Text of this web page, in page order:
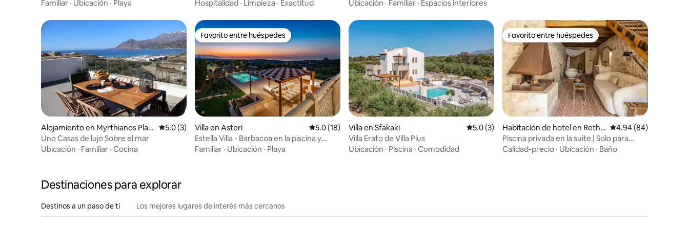
Familiar · Ubicación · Playa Hospitalidad · Limpieza · Exactitud
Ubicación · Familiar · Espacios interiores
Alojamiento en Myrthianos Plaki
as
Calificación promedio: 5.0 de 5, 3 reseñas
5.0 (3)
Uno Casas de lujo Sobre el mar
Ubicación · Familiar · Cocina
Favorito entre huéspedes
Favorito entre huéspedes
Villa en Asteri Calificación promedio: 5.0 de 5, 18 reseñas
5.0 (18)
Estella Villa - Barbacoa en la piscina y
magníficas vistas de 360°
Familiar · Ubicación · Playa
Villa en Sfakaki Calificación promedio: 5.0 de 5, 3 reseñas
5.0 (3)
Villa Erato de Villa Plus
Ubicación · Piscina · Comodidad
Favorito entre huéspedes
Favorito entre huéspedes
Habitación de hotel en Rethy
mno
Calificación
4.94 (84)
Piscina privada en la suite | Solo para
adultos
Calidad-precio · Ubicación · Baño
Destinaciones para explorar
Destinos a un paso de ti Los mejores lugares de interés más cercanos